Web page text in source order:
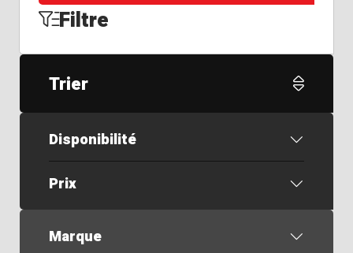
Filtre
Trier
Disponibilité
Prix
Marque